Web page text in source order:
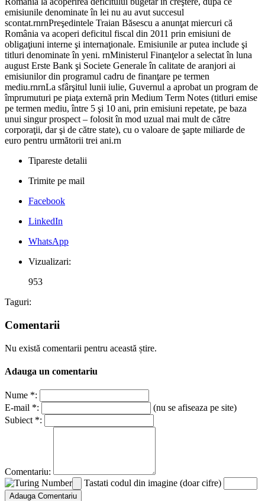
emisiunile denominate în lei nu au avut succesul
scontat.rnrnPreşedintele Traian Băsescu a anunţat miercuri că
România va acoperi deficitul fiscal din 2011 prin emisiuni de
obligaţiuni interne şi internaţionale. Emisiunile ar putea include şi
titluri denominate în yeni. rnMinisterul Finanţelor a selectat în luna
august Erste Bank şi Societe Generale în calitate de aranjori ai
emisiunilor din programul cadru de finanţare pe termen
mediu.rnrnLa sfârşitul lunii iulie, Guvernul a aprobat un program de
împrumuturi pe piaţa externă prin Medium Term Notes (titluri emise
pe termen mediu, între 5 şi 10 ani, prin emisiuni repetate, pe baza
unui singur prospect – folosit în mod uzual mai mult de către
corporaţii, dar şi de către state), cu o valoare de şapte miliarde de
euro pentru următorii trei ani.rn
Tipareste detalii
Trimite pe mail
Facebook
LinkedIn
WhatsApp
Vizualizari:
953
Taguri:
Comentarii
Nu există comentarii pentru această știre.
Adauga un comentariu
Nume *:
E-mail *:
(nu se afiseaza pe site)
Subiect *:
Comentariu:
Tastati codul din imagine (doar cifre)